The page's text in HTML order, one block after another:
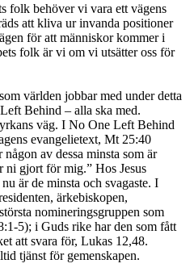
folk behöver vi vara ett vägens
att kliva ur invanda positioner
för att människor kommer i
folk är vi om vi utsätter oss för
världen jobbar med under detta
Behind – alla ska med.
väg. I No One Left Behind
evangelietext, Mt 25:40
av dessa minsta som är
ni gjort för mig.” Hos Jesus
är de minsta och svagaste. I
ärkebiskopen,
nomineringsgruppen som
5); i Guds rike har den som fått
att svara för, Lukas 12,48.
tjänst för gemenskapen.